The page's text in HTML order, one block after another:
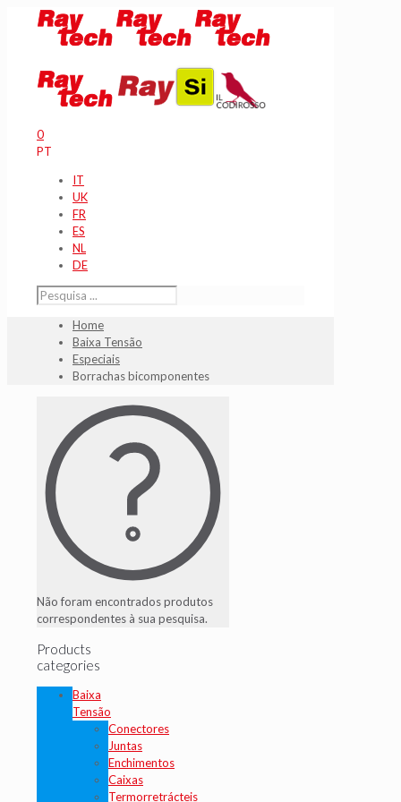
0
PT
IT
UK
FR
ES
NL
DE
Home
Baixa Tensão
Especiais
Borrachas bicomponentes
Não foram encontrados produtos
correspondentes à sua pesquisa.
Products
categories
Baixa
Tensão
Conectores
Juntas
Enchimentos
Caixas
Termorretrácteis